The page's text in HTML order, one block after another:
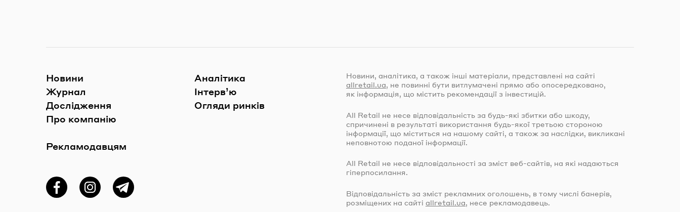
Новини
Журнал
Дослідження
Про компанію
Рекламодавцям
Аналітика
Інтерв’ю
Огляди ринків
ФейсбукInstagramTelegram
Новини, аналітика, а також інші матеріали, представлені на сайті
allretail.ua, не повинні бути витлумачені прямо або опосередковано,
як інформація, що містить рекомендації з інвестицій.
All Retail не несе відповідальність за будь-які збитки або шкоду,
спричинені в результаті використання будь-якої третьою стороною
інформації, що міститься на нашому сайті, а також за наслідки, викликані
неповнотою поданої інформації.
All Retail не несе відповідальності за зміст веб-сайтів, на які надаються
гіперпосилання.
Відповідальність за зміст рекламних оголошень, в тому числі банерів,
розміщених на сайті allretail.ua , несе рекламодавець.